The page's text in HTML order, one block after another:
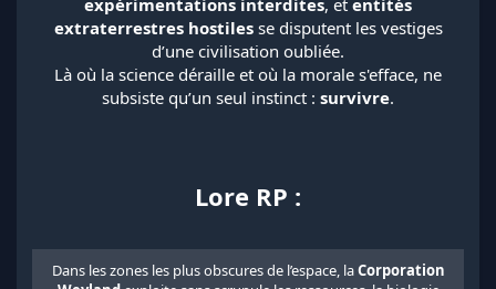
expérimentations interdites, et entités
extraterrestres hostilesse disputent les vestiges
d’une civilisation oubliée.
Là où la science déraille et où la morale s'efface, ne
subsiste qu’un seul instinct : survivre.
Lore RP :
Dans les zones les plus obscures de l’espace, laCorporation